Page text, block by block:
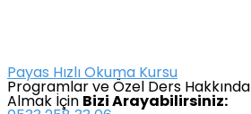
Payas Hızlı Okuma Kursu
Programlar ve Özel Ders
Almak İçin Bizi Arayabilirsiniz: